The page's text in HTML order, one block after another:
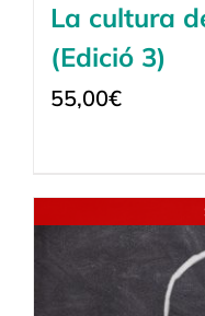
La cultura
(Edició 3)
55,00€